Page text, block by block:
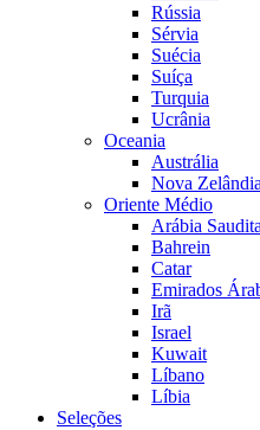
Rússia
Sérvia
Suécia
Suíça
Turquia
Ucrânia
Oceania
Austrália
Nova Zelândia
Oriente Médio
Arábia Saudita
Bahrein
Catar
Emirados
Irã
Israel
Kuwait
Líbano
Líbia
Seleções